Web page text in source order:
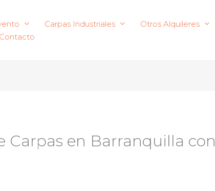
Carpas Industriales Otros Alquileres
Contacto
Carpas en Barranquilla con